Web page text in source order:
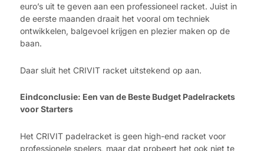
euro’s uit te geven aan een professioneel racket. Juist in
de eerste maanden draait het vooral om techniek
ontwikkelen, balgevoel krijgen en plezier maken op de
baan.
Daar sluit het CRIVIT racket uitstekend op aan.
Eindconclusie: Een van de Beste Budget Padelrackets
voor Starters
Het CRIVIT padelracket is geen high-end racket voor
professionele spelers, maar dat probeert het ook niet te